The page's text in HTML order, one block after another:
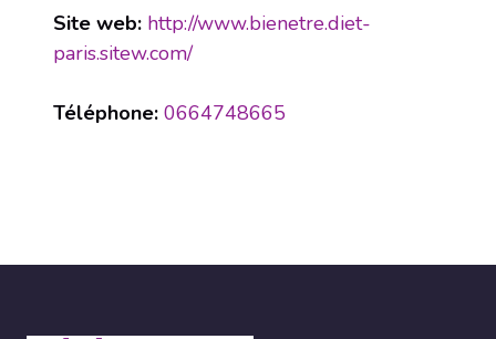
Site web: http://www.bienetre.diet-
paris.sitew.com/
Téléphone: 0664748665